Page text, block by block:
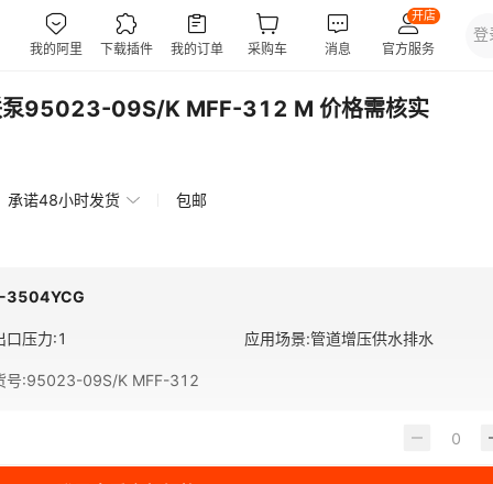
泵95023-09S/K MFF-312 M 价格需核实
承诺48小时发货 包邮
3504YCG
口压力:1 应用场景:管道增压供水排水
号:95023-09S/K MFF-312